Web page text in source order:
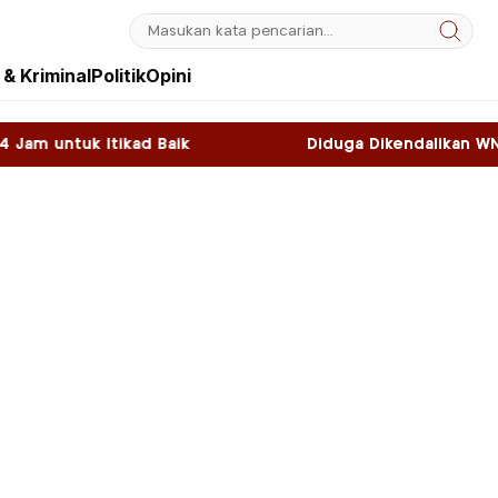
KriminalPolitikOpini
Diduga Dikendalikan WNA, Sky Game di